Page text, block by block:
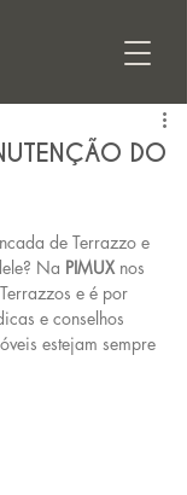
DO
de Terrazzo e
Na PIMUX nos
e é por
e conselhos
estejam sempre